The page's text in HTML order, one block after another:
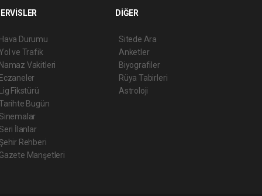
Durumu
ve Trafik
Vakitleri
Fikstürü
Bugün
İlanlar
Rehberi
Manşetleri
DİĞER
Sitede Ara
Anketler
Biyografiler
Rüya Tabirleri
Astroloji